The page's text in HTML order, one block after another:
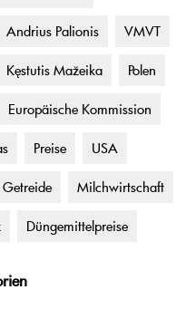
Andrius Palionis VMVT
Kęstutis Mažeika Polen
Europäische Kommission
Preise USA
Getreide Milchwirtschaft
Düngemittelpreise